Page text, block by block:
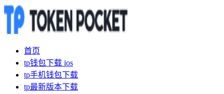
首页
tp钱包下载 ios
tp手机钱包下载
tp最新版本下载